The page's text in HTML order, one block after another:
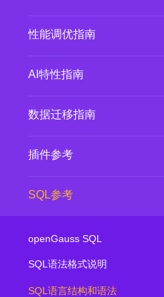
性能调优指南
AI特性指南
数据迁移指南
插件参考
SQL参考
openGauss SQL
SQL语法格式说明
SQL语言结构和语法